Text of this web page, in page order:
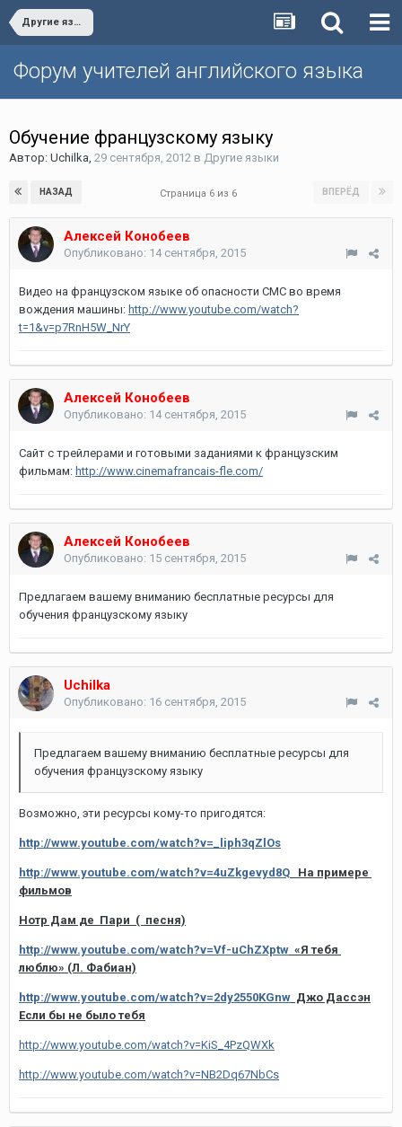
Другие языки
Форум учителей английского языка
Обучение французскому языку
Автор: Uchilka, 29 сентября, 2012 в Другие языки
НАЗАД ВПЕРЁД
Страница 6 из 6
Алексей Конобеев
Опубликовано: 14 сентября, 2015
Видео на французском языке об опасности СМС во время
вождения машины: http://www.youtube.com/watch?
t=1&v=p7RnH5W_NrY
Алексей Конобеев
Опубликовано: 14 сентября, 2015
Сайт с трейлерами и готовыми заданиями к французским
фильмам: http://www.cinemafrancais-fle.com/
Алексей Конобеев
Опубликовано: 15 сентября, 2015
Предлагаем вашему вниманию бесплатные ресурсы для
обучения французскому языку
Uchilka
Опубликовано: 16 сентября, 2015
Предлагаем вашему вниманию бесплатные ресурсы для
обучения французскому языку
Возможно, эти ресурсы кому-то пригодятся:
http://www.youtube.com/watch?v=_liph3qZlOs
http://www.youtube.com/watch?v=4uZkgevyd8Q На примере
фильмов
Нотр Дам де Пари ( песня)
http://www.youtube.com/watch?v=Vf-uChZXptw «Я тебя
люблю» (Л. Фабиан)
http://www.youtube.com/watch?v=2dy2550KGnw Джо Дассэн
Если бы не было тебя
http://www.youtube.com/watch?v=KiS_4PzQWXk
http://www.youtube.com/watch?v=NB2Dq67NbCs